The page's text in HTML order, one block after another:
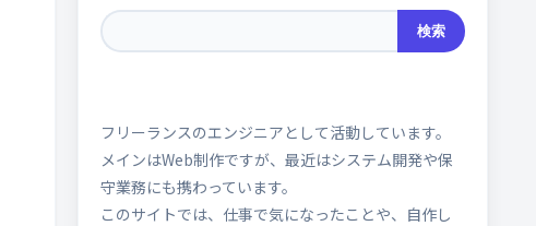
検索
フリーランスのエンジニアとして活動しています。
メインはWeb制作ですが、最近はシステム開発や保
守業務にも携わっています。
このサイトでは、仕事で気になったことや、自作し